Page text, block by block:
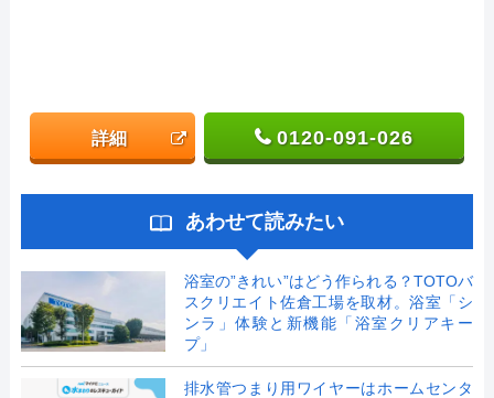
詳細 0120-091-026
あわせて読みたい
浴室の”きれい”はどう作られる？TOTOバ
スクリエイト佐倉工場を取材。浴室「シ
ンラ」体験と新機能「浴室クリアキー
プ」
排水管つまり用ワイヤーはホームセンタ